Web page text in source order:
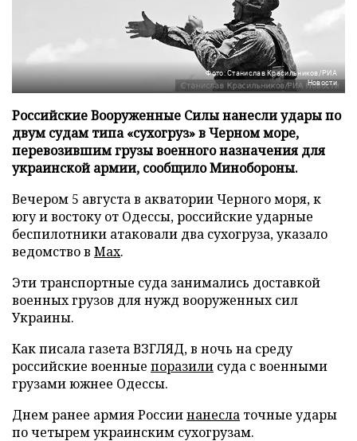
Фото: Станислав Красильников/РИА
Новости
Российские Вооруженные Силы нанесли удары по
двум судам типа «сухогруз» в Черном море,
перевозившим грузы военного назначения для
украинской армии, сообщило Минобороны.
Вечером 5 августа в акватории Черного моря, к
югу и востоку от Одессы, российские ударные
беспилотники атаковали два сухогруза, указало
ведомство в Max.
Эти транспортные суда занимались доставкой
военных грузов для нужд вооруженных сил
Украины.
Как писала газета ВЗГЛЯД, в ночь на среду
российские военные поразили суда с военными
грузами южнее Одессы.
Днем ранее армия Россиинанесла точные удары
по четырем украинским сухогрузам.